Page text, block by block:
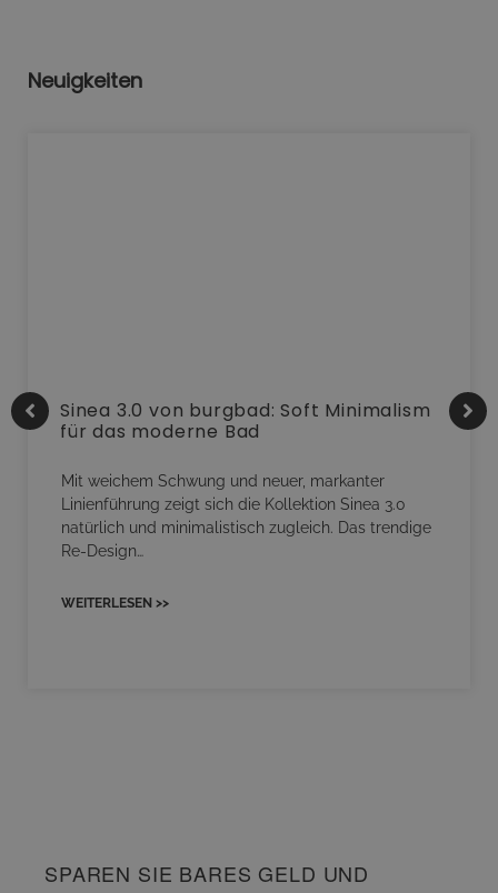
Neuigkeiten
Sinea 3.0 von burgbad: Soft Minimalism
für das moderne Bad
Mit weichem Schwung und neuer, markanter
Linienführung zeigt sich die Kollektion Sinea 3.0
natürlich und minimalistisch zugleich. Das trendige
Re-Design…
WEITERLESEN >>
SPAREN SIE BARES GELD UND